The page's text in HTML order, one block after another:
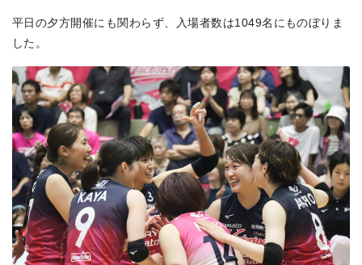
平日の夕方開催にも関わらず、入場者数は1049名にものぼりま
した。